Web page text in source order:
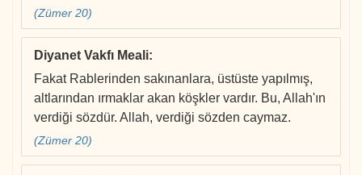
(Zümer 20)
Diyanet Vakfı Meali:
Fakat Rablerinden sakınanlara, üstüste yapılmış,
altlarından ırmaklar akan köşkler vardır. Bu, Allah'ın
verdiği sözdür. Allah, verdiği sözden caymaz.
(Zümer 20)